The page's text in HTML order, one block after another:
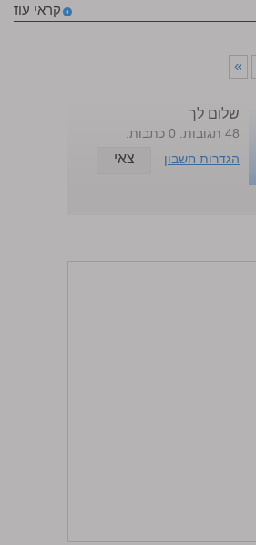
קראי עוד
»
שלום לך
48 תגובות. 0 כתבות.
הגדרות חשבון
צאי